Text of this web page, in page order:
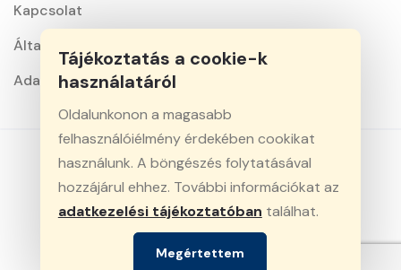
Kapcsolat
Általános szerződési feltételek
Adatkezelési nyilatkozat
© 2026 Minden jog fenntartva. Király-Vill Kft.
Webfejlesztés: CreativeDigital
Az oldalon feltüntett árak bruttó árak és az ÁFA-t
tartalmazzák.
Tájékoztatás a cookie-k
használatáról
Oldalunkonon a magasabb
felhasználóiélmény érdekében cookikat
használunk. A böngészés folytatásával
hozzájárul ehhez. További információkat az
adatkezelési tájékoztatóban találhat.
Megértettem